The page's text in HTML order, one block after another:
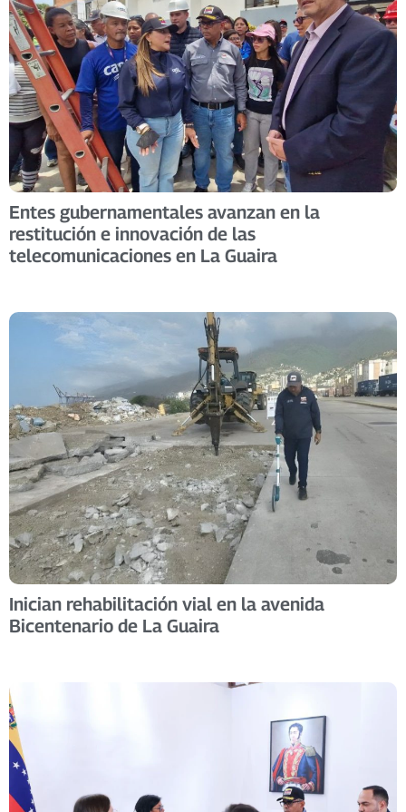
Entes gubernamentales avanzan en la
restitución e innovación de las
telecomunicaciones en La Guaira ​
Inician rehabilitación vial en la avenida
Bicentenario de La Guaira